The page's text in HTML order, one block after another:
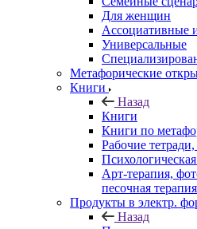
Для женщин
Ассоциативные
Универсальные
Метафорические
Книги
Назад
Книги
Книги по
Рабочие
Арт-терапия,
песочная терапия
Продукты в электр.
Назад